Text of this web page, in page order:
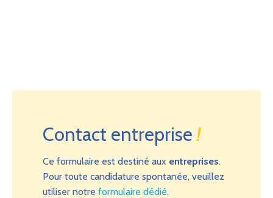
Contact entreprise!
Ce formulaire est destiné aux entreprises.
Pour toute candidature spontanée, veuillez
utiliser notre formulaire dédié.